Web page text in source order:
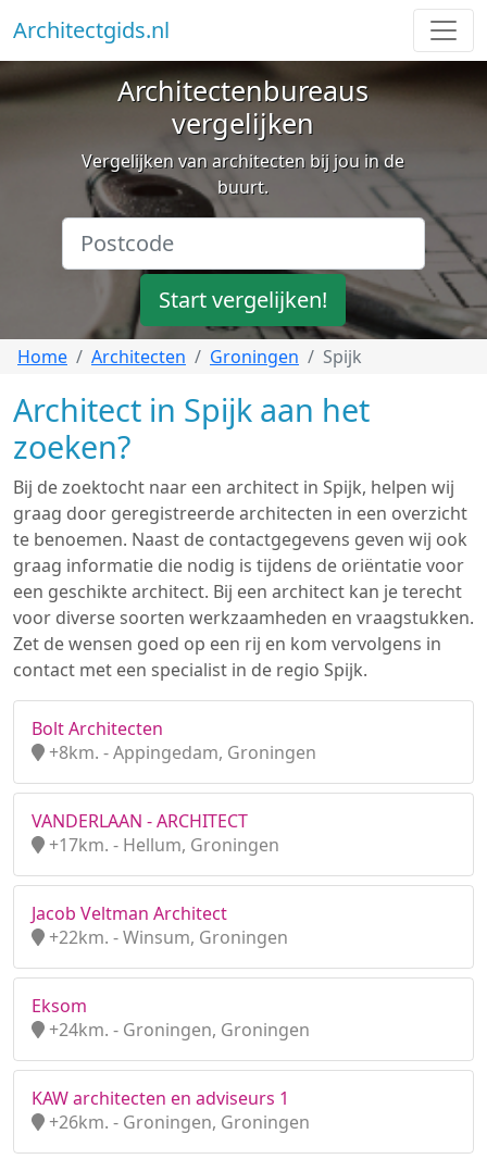
Architectgids.nl
Architectenbureaus
vergelijken
Vergelijken van architecten bij jou in de
buurt.
Start vergelijken!
Home Architecten Groningen Spijk
Architect in Spijk aan het
zoeken?
Bij de zoektocht naar een architect in Spijk, helpen wij
graag door geregistreerde architecten in een overzicht
te benoemen. Naast de contactgegevens geven wij ook
graag informatie die nodig is tijdens de oriëntatie voor
een geschikte architect. Bij een architect kan je terecht
voor diverse soorten werkzaamheden en vraagstukken.
Zet de wensen goed op een rij en kom vervolgens in
contact met een specialist in de regio Spijk.
Bolt Architecten
+8km. - Appingedam, Groningen
VANDERLAAN - ARCHITECT
+17km. - Hellum, Groningen
Jacob Veltman Architect
+22km. - Winsum, Groningen
Eksom
+24km. - Groningen, Groningen
KAW architecten en adviseurs 1
+26km. - Groningen, Groningen